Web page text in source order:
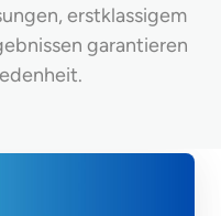
erstklassigem
garantieren